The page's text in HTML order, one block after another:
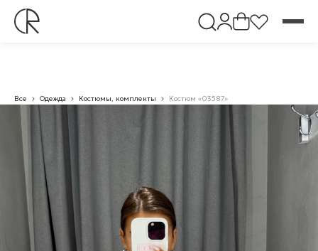
Все Одежда Костюмы, комплекты Костюм «03587»